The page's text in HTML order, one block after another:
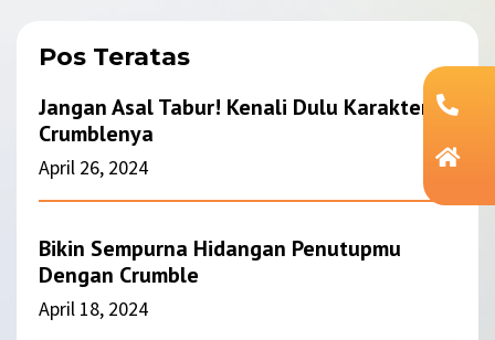
Pos Teratas
Jangan Asal Tabur! Kenali Dulu Karakter
Crumblenya
April 26, 2024
Bikin Sempurna Hidangan Penutupmu
Dengan Crumble
April 18, 2024